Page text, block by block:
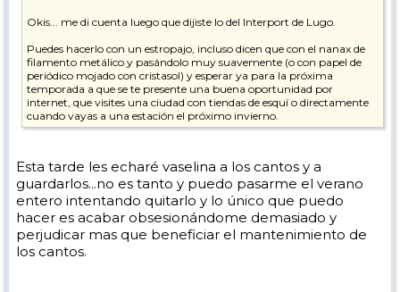
Okis... me di cuenta luego que dijiste lo del Interport de Lugo.
Puedes hacerlo con un estropajo, incluso dicen que con el nanax de
filamento metálico y pasándolo muy suavemente (o con papel de
periódico mojado con cristasol) y esperar ya para la próxima
temporada a que se te presente una buena oportunidad por
internet, que visites una ciudad con tiendas de esquí o directamente
cuando vayas a una estación el próximo invierno.
Esta tarde les echaré vaselina a los cantos y a
guardarlos...no es tanto y puedo pasarme el verano
entero intentando quitarlo y lo único que puedo
hacer es acabar obsesionándome demasiado y
perjudicar mas que beneficiar el mantenimiento de
los cantos.